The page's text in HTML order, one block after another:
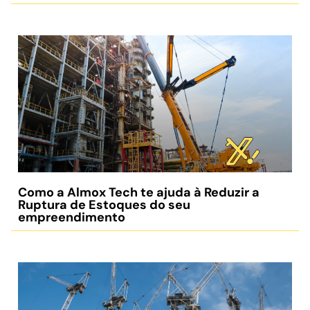
Como a Almox Tech te ajuda à Reduzir a
Ruptura de Estoques do seu
empreendimento